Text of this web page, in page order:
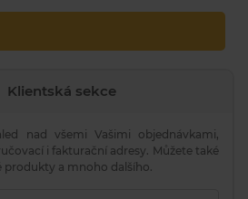
Klientská sekce
nad všemi Vašimi objednávkami,
i fakturační adresy. Můžete také
produkty a mnoho dalšího.